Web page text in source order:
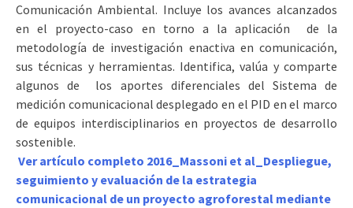
Comunicación Ambiental. Incluye los avances alcanzados
en el proyecto-caso en torno a la aplicación de la
metodología de investigación enactiva en comunicación,
sus técnicas y herramientas. Identifica, valúa y comparte
algunos de los aportes diferenciales del Sistema de
medición comunicacional desplegado en el PID en el marco
de equipos interdisciplinarios en proyectos de desarrollo
sostenible.
Ver artículo completo 2016_Massoni et al_Despliegue,
seguimiento y evaluación de la estrategia
comunicacional de un proyecto agroforestal mediante